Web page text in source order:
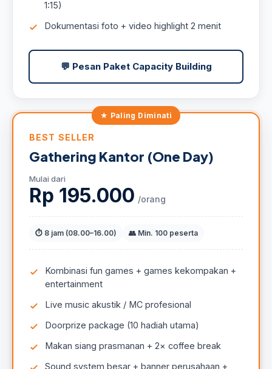
1:15)
Dokumentasi foto + video highlight 2 menit
💬 Pesan Paket Capacity Building
BEST SELLER
Gathering Kantor (One Day)
Mulai dari
Rp 195.000 /orang
⏱ 8 jam (08.00–16.00) 👥 Min. 100 peserta
Kombinasi fun games + games kekompakan +
entertainment
Live music akustik / MC profesional
Doorprize package (10 hadiah utama)
Makan siang prasmanan + 2× coffee break
Sound system besar + banner perusahaan +